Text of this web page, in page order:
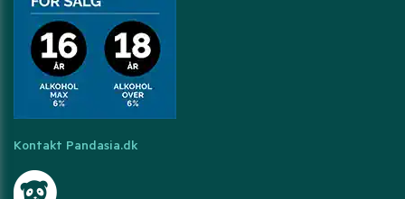
Kontakt Pandasia.dk